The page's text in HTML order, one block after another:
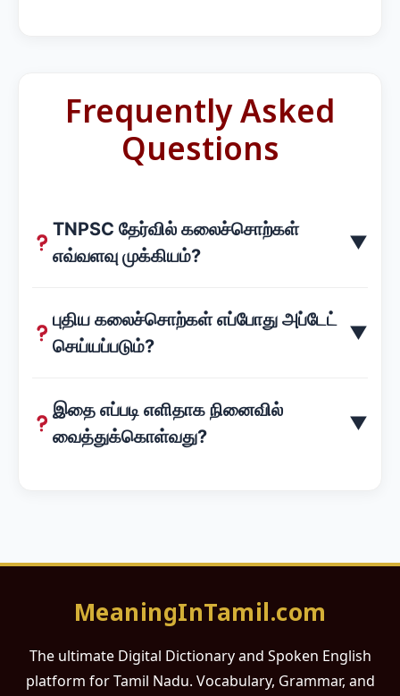
Frequently Asked
Questions
TNPSC தேர்வில் கலைச்சொற்கள்
எவ்வளவு முக்கியம்?
▼
புதிய கலைச்சொற்கள் எப்போது அப்டேட்
செய்யப்படும்?
▼
இதை எப்படி எளிதாக நினைவில்
வைத்துக்கொள்வது?
▼
MeaningInTamil.com
The ultimate Digital Dictionary and Spoken English
platform for Tamil Nadu. Vocabulary, Grammar, and